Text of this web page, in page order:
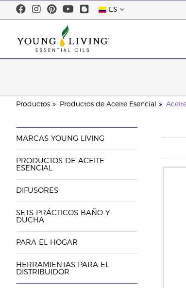
ES
Productos Productos de Aceite Esencial
MARCAS YOUNG LIVING
PRODUCTOS DE ACEITE
ESENCIAL
DIFUSORES
SETS PRÁCTICOS BAÑO Y
DUCHA
PARA EL HOGAR
HERRAMIENTAS PARA EL
DISTRIBUIDOR